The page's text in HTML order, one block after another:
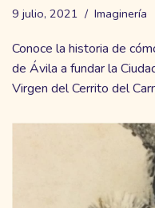
9 julio, 2021 Imaginería
Conoce la historia de
de Ávila a fundar la
Virgen del Cerrito del